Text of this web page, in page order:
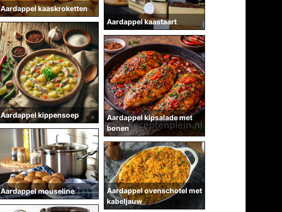
Aardappel kaaskroketten
Aardappel kaastaart
Aardappel kippensoep
Aardappel kipsalade met
bonen
Aardappel mouseline
Aardappel ovenschotel met
kabeljauw